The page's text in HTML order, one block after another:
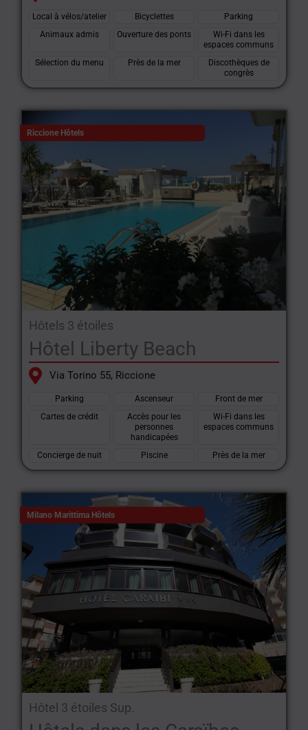
Local à vélos/atelier Bicyclettes
Parking
Animaux admis
Ouverture des ponts
Wi-Fi dans les
espaces communs
Sélection du menu
Près de la mer
Discothèques de
congrès
Riccione Hôtels
Hôtels 3 étoiles
Hôtel Liberty Beach
Via Torino 55, Riccione
Parking Ascenseur
Front de mer
Cartes de crédit
Accès pour les
personnes
handicapées
Wi-Fi dans les
espaces communs
Concierge de nuit Piscine Près de la mer
Milano Marittima Hôtels
Hôtel 3 étoiles Sup.